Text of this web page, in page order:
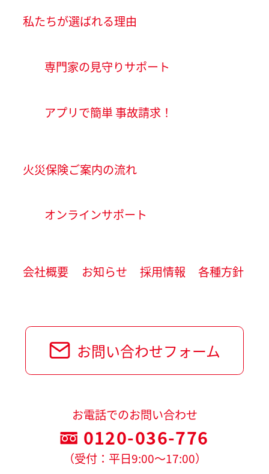
私たちが選ばれる理由
専門家の見守りサポート
アプリで簡単 事故請求！
火災保険ご案内の流れ
オンラインサポート
会社概要 お知らせ 採用情報 各種方針
お問い合わせフォーム
お電話でのお問い合わせ
0120-036-776
（受付：平日9:00～17:00）